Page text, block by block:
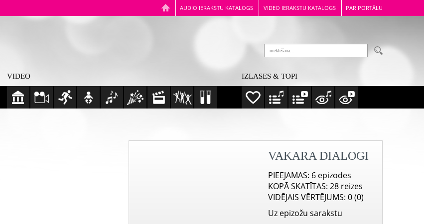
AUDIO IERAKSTU KATALOGS VIDEO IERAKSTU KATALOGS PAR PORTĀLU
VIDEO IZLASES & TOPI
VAKARA DIALOGI
PIEEJAMAS: 6 epizodes
KOPĀ SKATĪTAS: 28 reizes
VIDĒJAIS VĒRTĒJUMS: 0 (0)
Uz epizožu sarakstu